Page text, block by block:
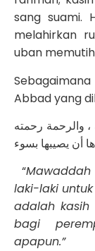
sang suami.
melahirkan
uban
Abbad yang
والرحمة رحمته
أن يصيبها بسوء
“
laki-laki
adalah kasih
bagi
apapun.”